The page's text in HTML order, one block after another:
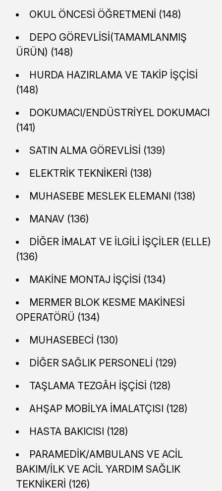
OKUL ÖNCESİ ÖĞRETMENİ (148)
DEPO GÖREVLİSİ(TAMAMLANMIŞ
ÜRÜN) (148)
HURDA HAZIRLAMA VE TAKİP İŞÇİSİ
(148)
DOKUMACI/ENDÜSTRİYEL DOKUMACI
(141)
SATIN ALMA GÖREVLİSİ (139)
ELEKTRİK TEKNİKERİ (138)
MUHASEBE MESLEK ELEMANI (138)
MANAV (136)
DİĞER İMALAT VE İLGİLİ İŞÇİLER (ELLE)
(136)
MAKİNE MONTAJ İŞÇİSİ (134)
MERMER BLOK KESME MAKİNESİ
OPERATÖRÜ (134)
MUHASEBECİ (130)
DİĞER SAĞLIK PERSONELİ (129)
TAŞLAMA TEZGÂH İŞÇİSİ (128)
AHŞAP MOBİLYA İMALATÇISI (128)
HASTA BAKICISI (128)
PARAMEDİK/AMBULANS VE ACİL
BAKIM/İLK VE ACİL YARDIM SAĞLIK
TEKNİKERİ (126)